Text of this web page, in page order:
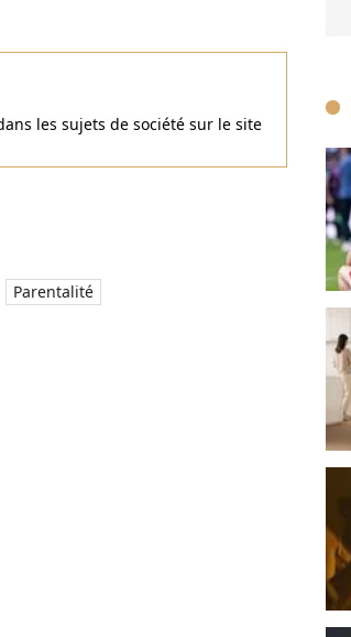
les sujets de société sur le site
Parentalité